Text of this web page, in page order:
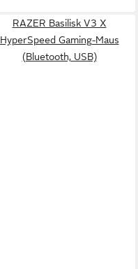
RAZER Basilisk V3 X
HyperSpeed Gaming-Maus
(Bluetooth, USB)